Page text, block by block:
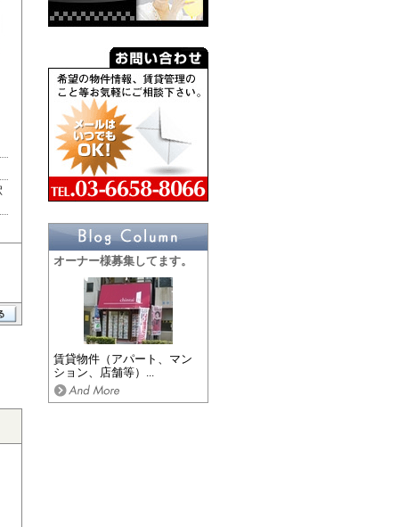
オーナー様募集してます。
賃貸物件（アパート、マン
ション、店舗等）...